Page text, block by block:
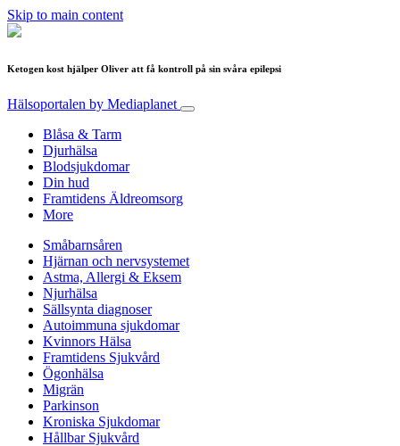
Skip to main content
Ketogen kost hjälper Oliver att få kontroll på sin svåra epilepsi
Hälsoportalen by Mediaplanet
Blåsa & Tarm
Djurhälsa
Blodsjukdomar
Din hud
Framtidens Äldreomsorg
More
Småbarnsåren
Hjärnan och nervsystemet
Astma, Allergi & Eksem
Njurhälsa
Sällsynta diagnoser
Autoimmuna sjukdomar
Kvinnors Hälsa
Framtidens Sjukvård
Ögonhälsa
Migrän
Parkinson
Kroniska Sjukdomar
Hållbar Sjukvård